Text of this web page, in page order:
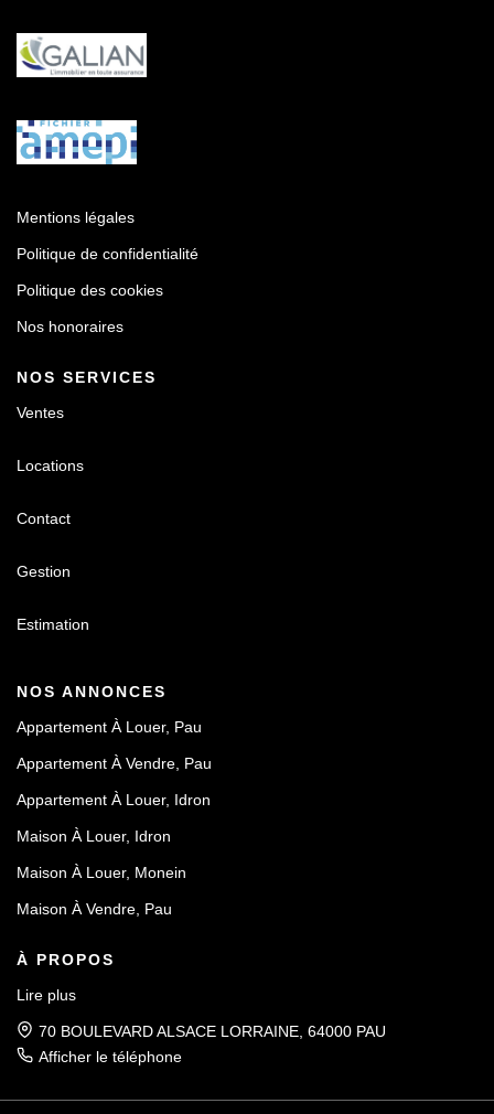
Mentions légales
Politique de confidentialité
Politique des cookies
Nos honoraires
NOS SERVICES
Ventes
Locations
Contact
Gestion
Estimation
NOS ANNONCES
Appartement À Louer, Pau
Appartement À Vendre, Pau
Appartement À Louer, Idron
Maison À Louer, Idron
Maison À Louer, Monein
Maison À Vendre, Pau
À PROPOS
Lire plus
70 BOULEVARD ALSACE LORRAINE, 64000 PAU
Afficher le téléphone